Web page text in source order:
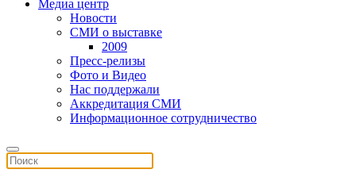
Медиа центр
Новости
СМИ о выставке
2009
Пресс-релизы
Фото и Видео
Нас поддержали
Аккредитация СМИ
Информационное сотрудничество